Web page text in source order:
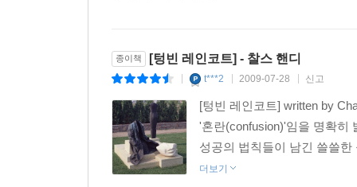
못한다고 말한다. ‘보이지 않는 손’은 ‘보이지 않
우리의 생존을 뒷받침하는 누군가를 해쳐서는
제3의 시각이라는 관점을 통해 공동의 목표를
아니라 추종자가 되고 싶어 하는 혼란의 시대일
강조하면서 말이다.
종이책 [텅빈 레인코트] - 찰스 핸디
t***2 2009-07-28 신고
[텅빈 레인코트] written by
'혼란(confusion)'임을 명확히
성공의 법칙들이 남긴 쓸쓸
더보기